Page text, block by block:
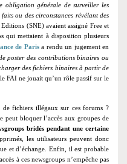
obligation générale de surveiller les
ou des circonstances révélant des
(SNE) avaient assigné Free et
qui mettaient à disposition plusieurs
de Paris a rendu un jugement en
poster des contributions binaires ou
des fichiers binaires à partir de
FAI ne jouait qu’un rôle passif sur le
de fichiers illégaux sur ces forums ?
peut bloquer l’accès aux groupes de
bridés pendant une certaine
les utilisateurs peuvent donc
et d’échange. Enfin, il est probable
à ces newsgroups n’empêche pas